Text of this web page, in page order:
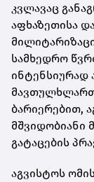
კვლავაც
აფხაზეთისა
სამხედრო
ინტენსიურად
ბარიერებით,
მშვიდობიანი
გატაცების
აგვისტოს